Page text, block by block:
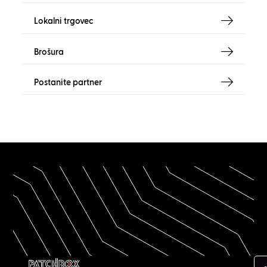
Lokalni trgovec
Brošura
Postanite partner